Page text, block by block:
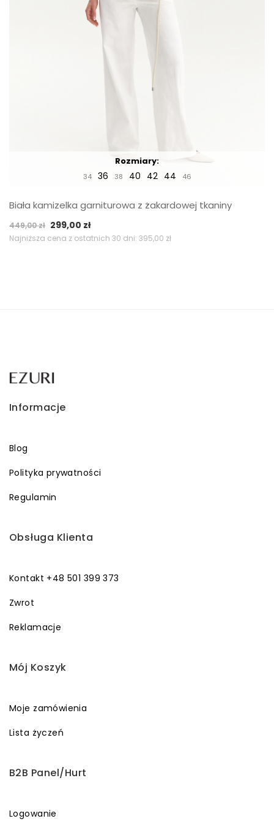
Rozmiary:
34 36 38 40 42 44 46
Biała kamizelka garniturowa z żakardowej tkaniny
449,00zł Pierwotna
cena
299,00 złAktualna
cena
Najniższa cena z ostatnich 30 dni: 395,00 zł
Informacje
Blog
Polityka prywatności
Regulamin
Obsługa Klienta
Kontakt +48 501 399 373
Zwrot
Reklamacje
Mój Koszyk
Moje zamówienia
Lista życzeń
B2B Panel/Hurt
Logowanie